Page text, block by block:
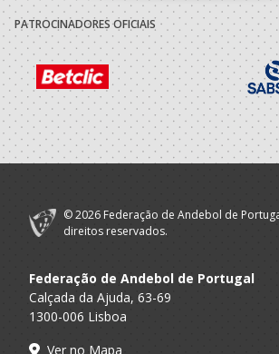
PATROCINADORES OFICIAIS
© 2026 Federação de Andebol de
direitos reservados.
Federação de Andebol de Portugal
Calçada da Ajuda, 63-69
1300-006 Lisboa
Ver no Mapa